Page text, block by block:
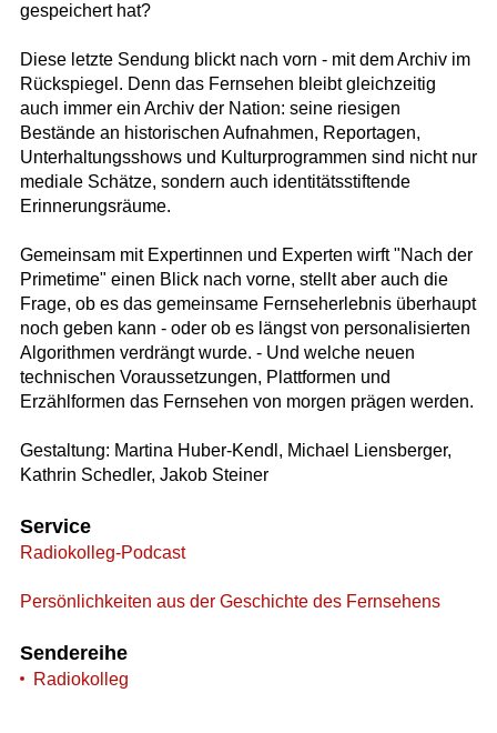
gespeichert hat?
Diese letzte Sendung blickt nach vorn - mit dem Archiv im
Rückspiegel. Denn das Fernsehen bleibt gleichzeitig
auch immer ein Archiv der Nation: seine riesigen
Bestände an historischen Aufnahmen, Reportagen,
Unterhaltungsshows und Kulturprogrammen sind nicht nur
mediale Schätze, sondern auch identitätsstiftende
Erinnerungsräume.
Gemeinsam mit Expertinnen und Experten wirft "Nach der
Primetime" einen Blick nach vorne, stellt aber auch die
Frage, ob es das gemeinsame Fernseherlebnis überhaupt
noch geben kann - oder ob es längst von personalisierten
Algorithmen verdrängt wurde. - Und welche neuen
technischen Voraussetzungen, Plattformen und
Erzählformen das Fernsehen von morgen prägen werden.
Gestaltung: Martina Huber-Kendl, Michael Liensberger,
Kathrin Schedler, Jakob Steiner
Service
Radiokolleg-Podcast
Persönlichkeiten aus der Geschichte des Fernsehens
Sendereihe
Radiokolleg